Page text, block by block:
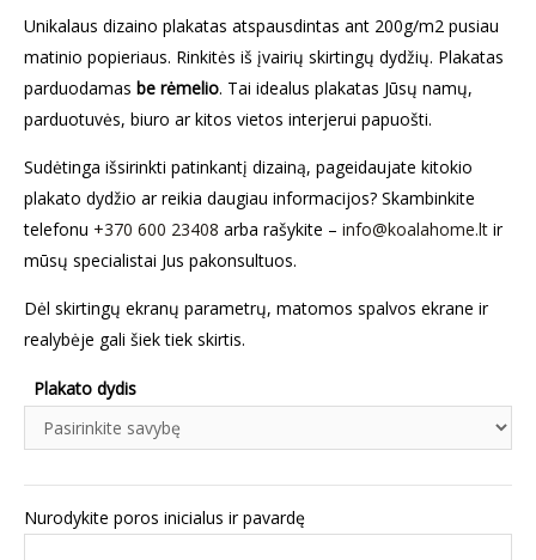
Unikalaus dizaino plakatas atspausdintas ant 200g/m2 pusiau
matinio popieriaus. Rinkitės iš įvairių skirtingų dydžių. Plakatas
parduodamas be rėmelio. Tai idealus plakatas Jūsų namų,
parduotuvės, biuro ar kitos vietos interjerui papuošti.
Sudėtinga išsirinkti patinkantį dizainą, pageidaujate kitokio
plakato dydžio ar reikia daugiau informacijos? Skambinkite
telefonu +370 600 23408 arba rašykite – info@koalahome.lt ir
mūsų specialistai Jus pakonsultuos.
Dėl skirtingų ekranų parametrų, matomos spalvos ekrane ir
realybėje gali šiek tiek skirtis.
Plakato dydis
Nurodykite poros inicialus ir pavardę